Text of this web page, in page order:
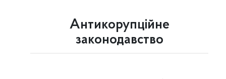
Антикорупційне
законодавство